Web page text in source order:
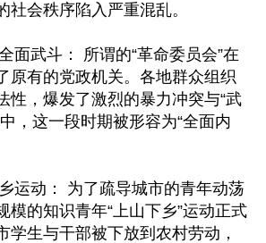
社会秩序陷入严重混乱。
面武斗： 所谓的“革命委员会”在
原有的党政机关。各地群众组织
性，爆发了激烈的暴力冲突与“武
，这一段时期被形容为“全面内
运动： 为了疏导城市的青年动荡
模的知识青年“上山下乡”运动正式
学生与干部被下放到农村劳动，